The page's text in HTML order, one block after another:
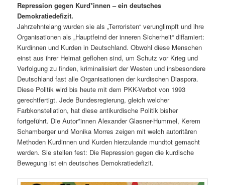
Repression gegen Kurd*innen – ein deutsches
Demokratiedefizit.
Jahrzehntelang wurden sie als „Terroristen“ verunglimpft und ihre
Organisationen als „Hauptfeind der inneren Sicherheit“ diffamiert:
Kurdinnen und Kurden in Deutschland. Obwohl diese Menschen
einst aus ihrer Heimat geflohen sind, um Schutz vor Krieg und
Verfolgung zu finden, kriminalisiert der Westen und insbesondere
Deutschland fast alle Organisationen der kurdischen Diaspora.
Diese Politik wird bis heute mit dem PKK-Verbot von 1993
gerechtfertigt. Jede Bundesregierung, gleich welcher
Farbkonstellation, hat diese antikurdische Politik bisher
fortgeführt. Die Autor*innen Alexander Glasner-Hummel, Kerem
Schamberger und Monika Morres zeigen mit welch autoritären
Methoden Kurdinnen und Kurden hierzulande mundtot gemacht
werden. Sie stellen fest: Die Repression gegen die kurdische
Bewegung ist ein deutsches Demokratiedefizit.